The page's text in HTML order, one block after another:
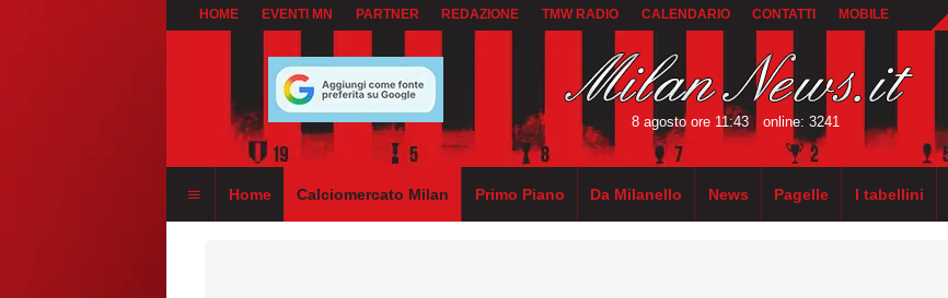
HOME EVENTI MN PARTNER REDAZIONE TMW RADIO CALENDARIO CONTATTI MOBILE
8 agosto ore 11:43 online: 3241
Home Calciomercato Milan Primo Piano Da Milanello News Pagelle I tabellini